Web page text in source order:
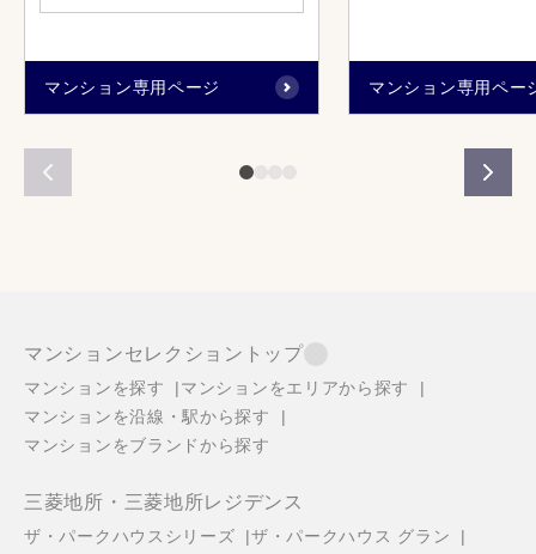
マンション専用ページ マンション専用ペー
マンションセレクショントップ
マンションを探す
マンションをエリアから探す
マンションを沿線・駅から探す
マンションをブランドから探す
三菱地所・三菱地所レジデンス
ザ・パークハウスシリーズ
ザ・パークハウス グラン